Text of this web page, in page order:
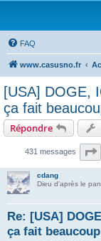
FAQ
www.casusno.fr
[USA] DOGE,
ça fait
Répondre
431 messages
cdang
Dieu d'après le
Re: [USA]
ça fait